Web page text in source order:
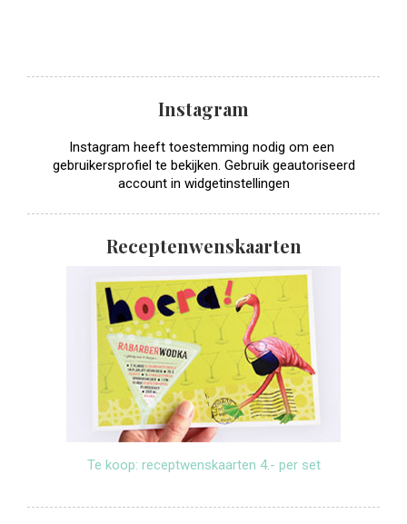
Instagram
Instagram heeft toestemming nodig om een ​​
gebruikersprofiel te bekijken. Gebruik geautoriseerd
account in widgetinstellingen
Receptenwenskaarten
Te koop: receptwenskaarten 4.- per set